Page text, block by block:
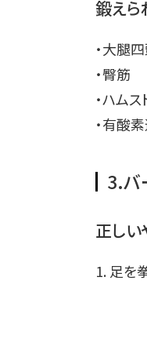
鍛え
・大腿
・臀筋
・ハム
・有酸
3.バ
正しい
1. 足を